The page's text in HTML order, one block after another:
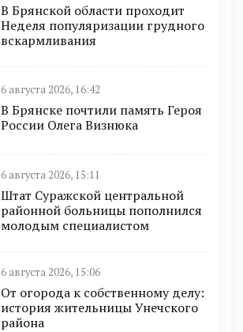
В Брянской области проходит
Неделя популяризации грудного
вскармливания
6 августа 2026, 16:42
В Брянске почтили память Героя
России Олега Визнюка
6 августа 2026, 15:11
Штат Суражской центральной
районной больницы пополнился
молодым специалистом
6 августа 2026, 15:06
От огорода к собственному делу:
история жительницы Унечского
района